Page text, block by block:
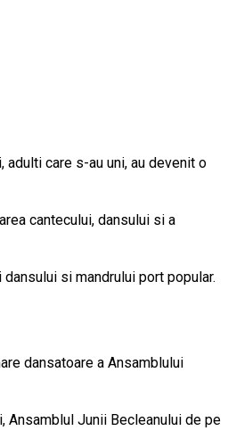
care s-au uni, au devenit o
cantecului, dansului si a
si mandrului port popular.
dansatoare a Ansamblului
Ansamblul Junii Becleanului de pe